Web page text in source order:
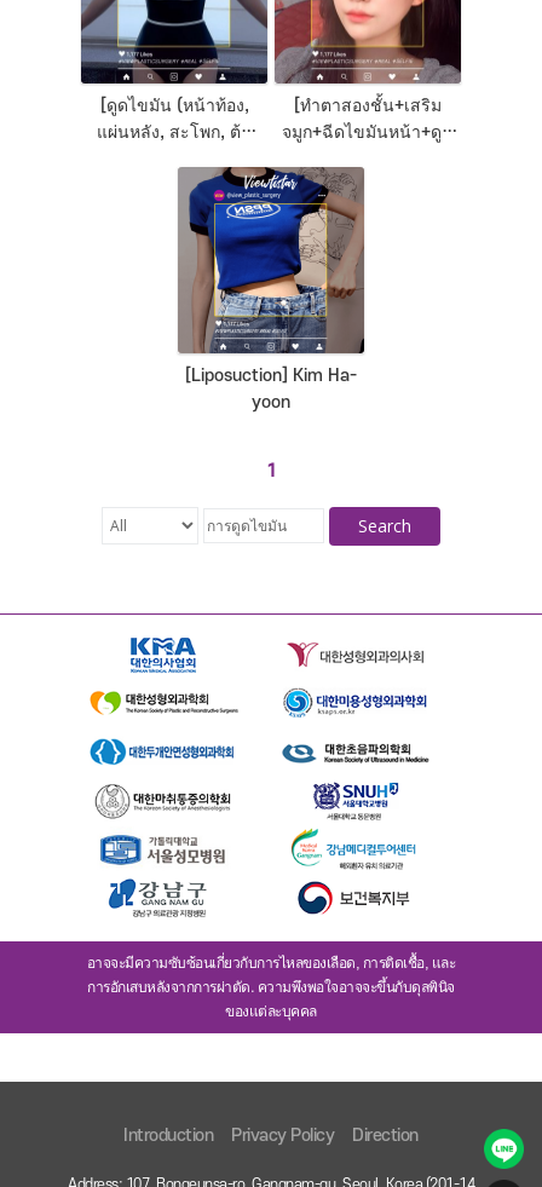
[ดูดไขมัน (หน้าท้อง,
แผ่นหลัง, สะโพก, ต้น
Plastic Surgery Korea
[ทำตาสองชั้น+เสริม
จมูก+ฉีดไขมันหน้า+ดูด
| Plastic Surgery Korea
[Liposuction] Kim Ha-
yoon
1
Search
อาจจะมีความซับซ้อนเกี่ยวกับการไหลของเลือด, การติดเชื้อ, และ
การอักเสบหลังจากการผ่าตัด. ความพึงพอใจอาจจะขึ้นกับดุลพินิจ
ของแต่ละบุคคล
Introduction Privacy Policy Direction